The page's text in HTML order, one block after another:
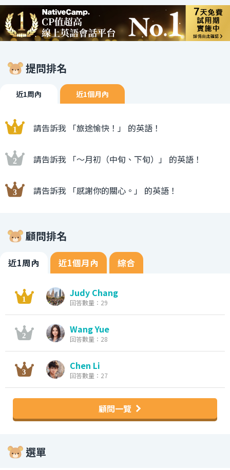
提問排名
近1周內 近1個月內
請告訴我 「旅途愉快！」 的英語！
請告訴我 「〜月初（中旬、下旬）」 的英語！
請告訴我 「感謝你的關心。」 的英語！
顧問排名
近1周內 近1個月內 綜合
Judy Chang
回答數量：29
Wang Yue
回答數量：28
Chen Li
回答數量：27
顧問一覽
選單